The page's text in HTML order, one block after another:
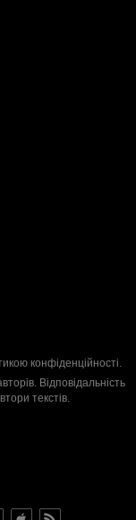
конфіденційності.
Відповідальність
текстів.